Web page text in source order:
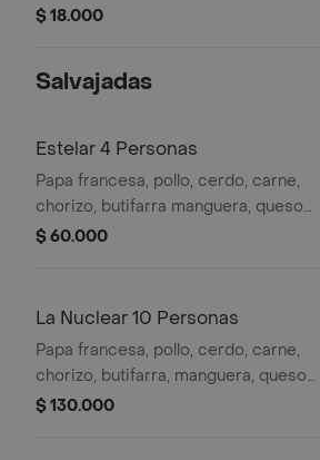
tártara.
$ 18.000
Salvajadas
Estelar 4 Personas
Papa francesa, pollo, cerdo, carne,
chorizo, butifarra manguera, queso
mozzarella, maíz, tocineta, queso
$ 60.000
La Nuclear 10 Personas
Papa francesa, pollo, cerdo, carne,
chorizo, butifarra, manguera, queso
mozzarella, maíz tocineta, queso
$ 130.000